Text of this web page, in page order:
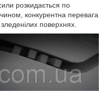
розкидається по
конкурентна перевага
поверхнях.